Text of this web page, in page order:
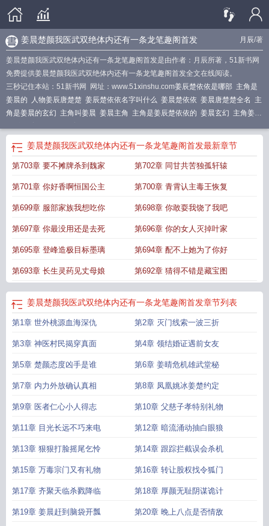
月辰/著
姜晨楚颜我医武双绝体内还有一条龙笔趣阁首发
姜晨楚颜我医武双绝体内还有一条龙笔趣阁首发是由作者：月辰所著，51新书网
免费提供姜晨楚颜我医武双绝体内还有一条龙笔趣阁首发全文在线阅读。
三秒记住本站：51新书网 网址：www.51xinshu.com姜辰楚依依是哪部 主角是
姜晨的
人物姜辰唐楚楚 姜辰楚依依名字叫什么 姜晨楚依依 姜晨唐楚楚全名 主
角是姜晨的玄幻 主角叫姜晨 姜晨主角 主角是姜辰楚依依的 姜晨玄幻 主角姜晨
姜晨楚颜我医武双绝体内还有一条龙笔趣阁首发最新章节
第703章 要不摊牌杀到魏家 第702章 同甘共苦独孤轩辕
第701章 你好香啊恒国公主 第700章 青霄认主毒王恢复
第699章 服部家族我想吃你 第698章 你敢耍我饶了我吧
第697章 你最没用还是去死 第696章 你的女人灭掉叶家
第695章 登峰造极目标墨璃 第694章 配不上她为了你好
第693章 长生灵药见丈母娘 第692章 猜得不错是藏宝图
姜晨楚颜我医武双绝体内还有一条龙笔趣阁首发章节列表
第1章 世外桃源血海深仇 第2章 灭门线索一波三折
第3章 神医村民揭穿真面 第4章 领结婚证遇前女友
第5章 楚颜态度凶手是谁 第6章 姜晴危机雄武堂秘
第7章 内力外放确认真相 第8章 凤凰姚冰姜楚约定
第9章 医者仁心小人得志 第10章 父慈子孝特别礼物
第11章 目光长远不巧来电 第12章 暗流涌动抽白眼狼
第13章 狠狠打脸摇尾乞怜 第14章 跟踪拦截误会杀机
第15章 万毒宗门又有礼物 第16章 转让股权找令狐门
第17章 齐聚天临杀戮降临 第18章 厚颜无耻阴谋诡计
第19章 姜晨赶到脑袋开瓢 第20章 晚上八点是否情敌